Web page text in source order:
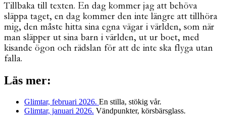
Tillbaka till texten. En dag kommer jag att behöva
släppa taget, en dag kommer den inte längre att tillhöra
mig, den måste hitta sina egna vägar i världen, som när
man släpper ut sina barn i världen, ut ur boet, med
kisande ögon och rädslan för att de inte ska flyga utan
falla.
Läs mer:
Glimtar, februari 2026. En stilla, stökig vår.
Glimtar, januari 2026. Vändpunkter, körsbärsglass.